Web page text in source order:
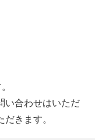
い合わせはいただ
きます。